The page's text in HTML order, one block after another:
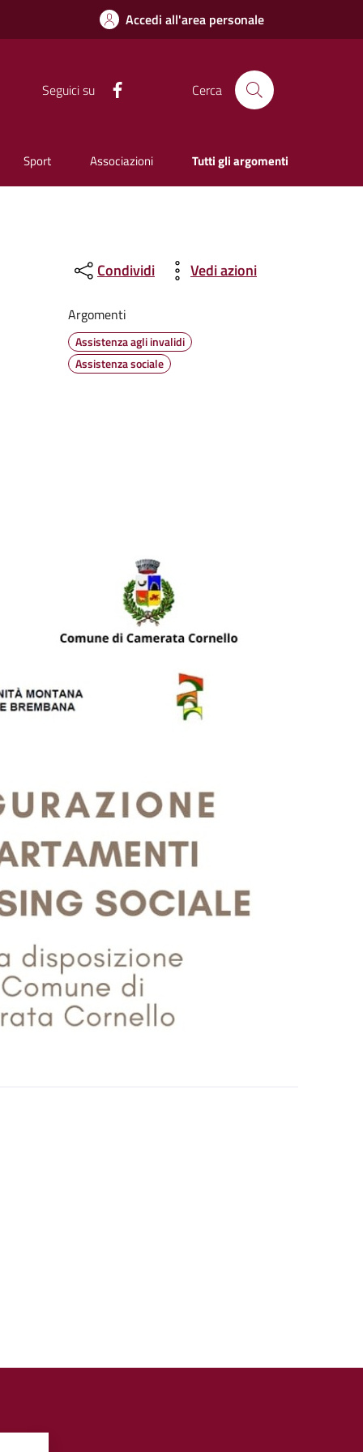
Accedi all'area personale
Seguici su Cerca
Sport Associazioni Tutti gli argomenti
Condividi Vedi azioni
Argomenti
Assistenza agli invalidi
Assistenza sociale